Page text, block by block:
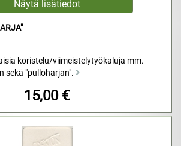
koristelu/viimeistelytyökaluja mm.
sekä "pulloharjan".
15,00 €